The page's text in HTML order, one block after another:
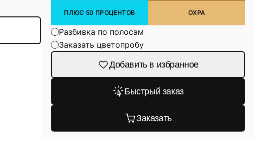
ПЛЮС 50 ПРОЦЕНТОВ ОХРА
Разбивка по полосам
Заказать цветопробу
Добавить в избранное
Быстрый заказ
Заказать